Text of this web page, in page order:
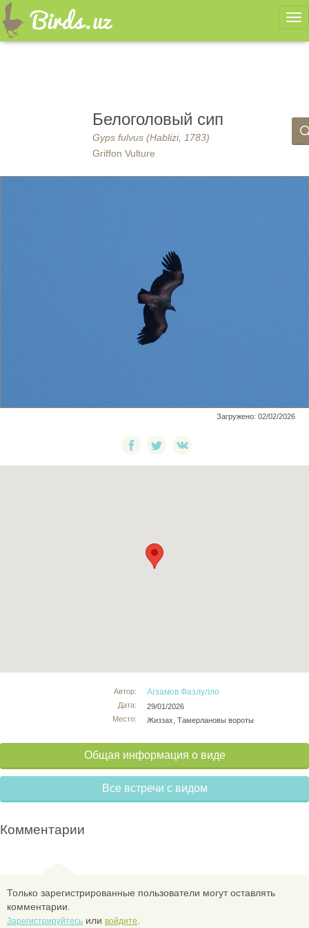
Белоголовый сип
Gyps fulvus (Hablizi, 1783)
Griffon Vulture
Загружено: 02/02/2026
Автор:
Дата:
Место:
Агзамов Фазлулло
29/01/2026
Жиззах, Тамерлановы вороты
Общая информация о виде
Все встречи с видом
Комментарии
Только зарегистрированные пользователи могут оставлять
комментарии.
Зарегистрируйтесь или войдите